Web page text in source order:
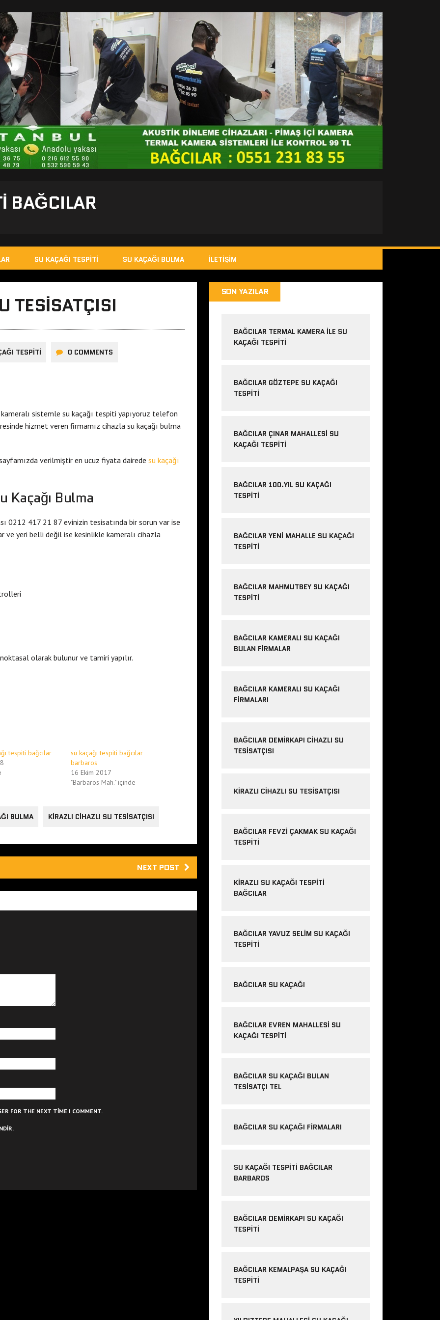
BAĞCILAR
SU KAÇAĞI TESPITI SU KAÇAĞI BULMA İLETIŞIM
TESISATÇISI
TESPITI 0 COMMENTS
sistemle su kaçağı tespiti yapıyoruz telefon
hizmet veren firmamız cihazla su kaçağı bulma
verilmiştir en ucuz fiyata dairede su kaçağı
Kaçağı Bulma
0212 417 21 87 evinizin tesisatında bir sorun var ise
ve yeri belli değil ise kesinlikle kameralı cihazla
olarak bulunur ve tamiri yapılır.
tespiti bağcılar
su kaçağı tespiti bağcılar
barbaros
16 Ekim 2017
"Barbaros Mah." içinde
BULMA KIRAZLI CIHAZLI SU TESISATÇISI
NEXT POST
FOR THE NEXT TIME I COMMENT.
SON YAZILAR
BAĞCILAR TERMAL KAMERA ILE SU
KAÇAĞI TESPITI
BAĞCILAR GÖZTEPE SU KAÇAĞI
TESPITI
BAĞCILAR ÇINAR MAHALLESI SU
KAÇAĞI TESPITI
BAĞCILAR 100.YIL SU KAÇAĞI
TESPITI
BAĞCILAR YENI MAHALLE SU KAÇAĞI
TESPITI
BAĞCILAR MAHMUTBEY SU KAÇAĞI
TESPITI
BAĞCILAR KAMERALI SU KAÇAĞI
BULAN FIRMALAR
BAĞCILAR KAMERALI SU KAÇAĞI
FIRMALARI
BAĞCILAR DEMIRKAPI CIHAZLI SU
TESISATÇISI
KIRAZLI CIHAZLI SU TESISATÇISI
BAĞCILAR FEVZI ÇAKMAK SU KAÇAĞI
TESPITI
KIRAZLI SU KAÇAĞI TESPITI
BAĞCILAR
BAĞCILAR YAVUZ SELIM SU KAÇAĞI
TESPITI
BAĞCILAR SU KAÇAĞI
BAĞCILAR EVREN MAHALLESI SU
KAÇAĞI TESPITI
BAĞCILAR SU KAÇAĞI BULAN
TESISATÇI TEL
BAĞCILAR SU KAÇAĞI FIRMALARI
SU KAÇAĞI TESPITI BAĞCILAR
BARBAROS
BAĞCILAR DEMIRKAPI SU KAÇAĞI
TESPITI
BAĞCILAR KEMALPAŞA SU KAÇAĞI
TESPITI